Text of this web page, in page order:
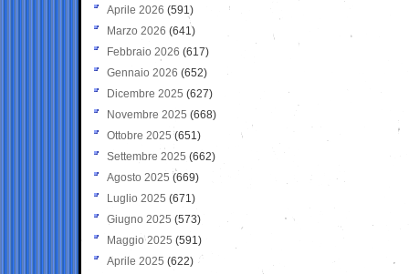
Aprile 2026 (591)
Marzo 2026 (641)
Febbraio 2026 (617)
Gennaio 2026 (652)
Dicembre 2025 (627)
Novembre 2025 (668)
Ottobre 2025 (651)
Settembre 2025 (662)
Agosto 2025 (669)
Luglio 2025 (671)
Giugno 2025 (573)
Maggio 2025 (591)
Aprile 2025 (622)